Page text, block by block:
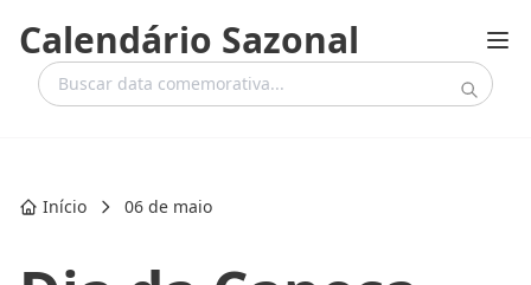
Calendário Sazonal
Início 06 de maio